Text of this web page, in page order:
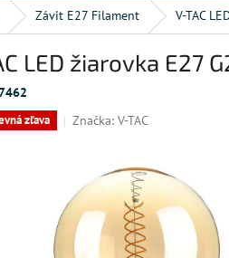
Závit E27 Filament V-TAC
LED žiarovka E27
zľava Značka: V-TAC